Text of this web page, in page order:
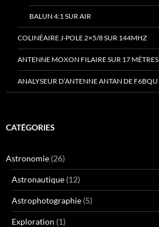
BALUN 4:1 SUR AIR
COLINÉAIRE J-POLE 2×5/8 SUR 144MHZ
ANTENNE MOXON FILAIRE SUR 17 MÈTRES
ANALYSEUR D’ANTENNE ANTAN DE F6BQU
CATÉGORIES
Astronomie (26)
Astronautique (12)
Astrophotographie (5)
Exploration (1)